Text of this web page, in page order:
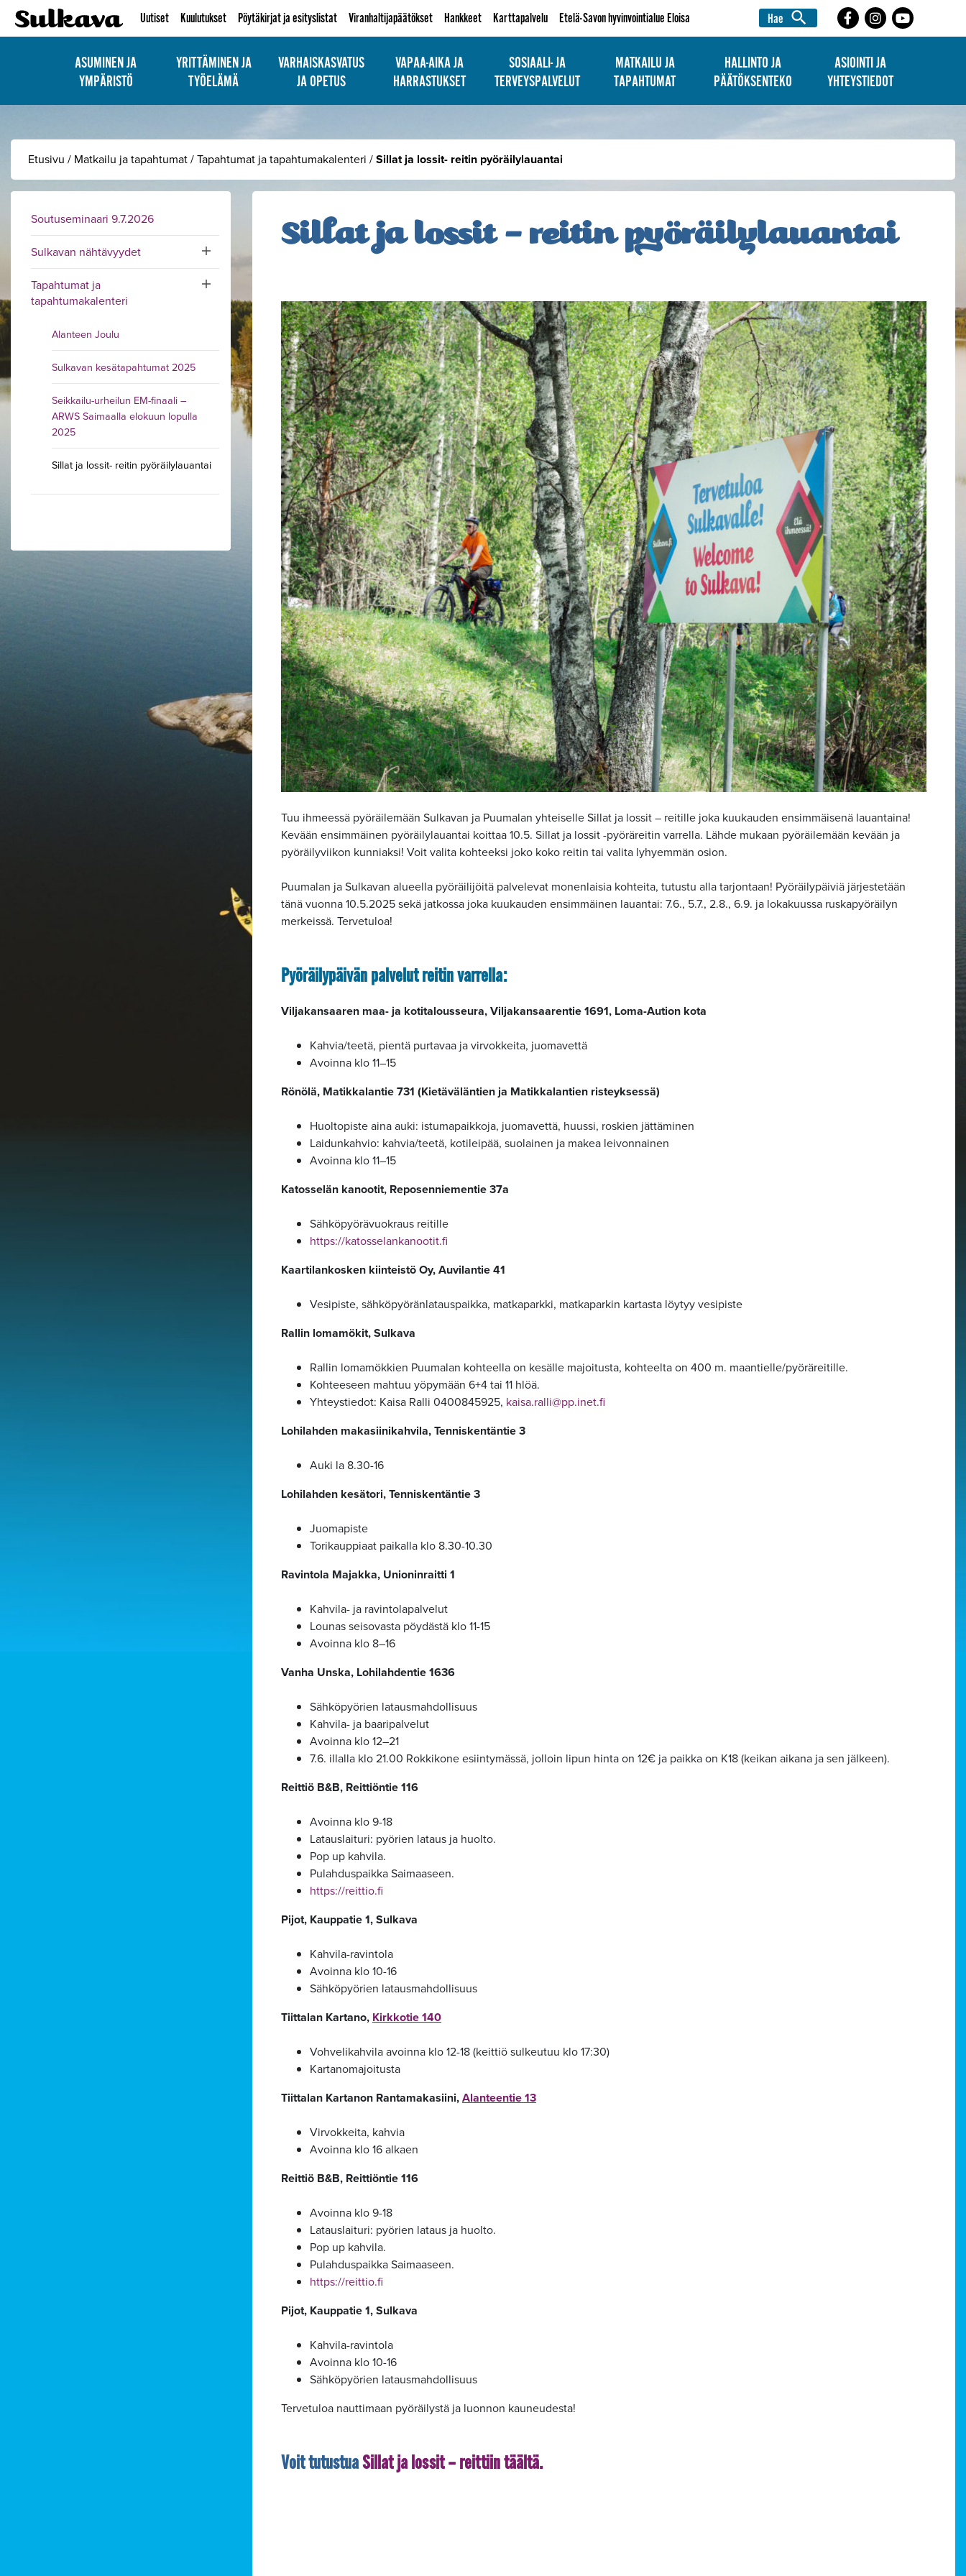
Uutiset Kuulutukset Pöytäkirjat ja esityslistat Viranhaltijapäätökset Hankkeet Karttapalvelu Etelä-Savon hyvinvointialue Eloisa Hae search
ASUMINEN JA
YMPÄRISTÖ
YRITTÄMINEN JA
TYÖELÄMÄ
VARHAISKASVATUS
JA OPETUS
VAPAA-AIKA JA
HARRASTUKSET
SOSIAALI- JA
TERVEYSPALVELUT
MATKAILU JA
TAPAHTUMAT
HALLINTO JA
PÄÄTÖKSENTEKO
ASIOINTI JA
YHTEYSTIEDOT
Etusivu / Matkailu ja tapahtumat/Tapahtumat ja tapahtumakalenteri /Sillat ja lossit- reitin pyöräilylauantai
Soutuseminaari 9.7.2026
Sulkavan nähtävyydet
Toggle submenu
Tapahtumat ja
tapahtumakalenteri
Toggle submenu
Alanteen Joulu
Sulkavan kesätapahtumat 2025
Seikkailu-urheilun EM-finaali –
ARWS Saimaalla elokuun lopulla
2025
Sillat ja lossit- reitin pyöräilylauantai
Sillat ja lossit – reitin pyöräilylauantai
Tuu ihmeessä pyöräilemään Sulkavan ja Puumalan yhteiselle Sillat ja lossit – reitille joka kuukauden ensimmäisenä lauantaina!
Kevään ensimmäinen pyöräilylauantai koittaa 10.5. Sillat ja lossit -pyöräreitin varrella. Lähde mukaan pyöräilemään kevään ja
pyöräilyviikon kunniaksi! Voit valita kohteeksi joko koko reitin tai valita lyhyemmän osion.
Puumalan ja Sulkavan alueella pyöräilijöitä palvelevat monenlaisia kohteita, tutustu alla tarjontaan! Pyöräilypäiviä järjestetään
tänä vuonna 10.5.2025 sekä jatkossa joka kuukauden ensimmäinen lauantai: 7.6., 5.7., 2.8., 6.9. ja lokakuussa ruskapyöräilyn
merkeissä. Tervetuloa!
Pyöräilypäivän palvelut reitin varrella:
Viljakansaaren maa- ja kotitalousseura, Viljakansaarentie 1691, Loma-Aution kota
Kahvia/teetä, pientä purtavaa ja virvokkeita, juomavettä
Avoinna klo 11–15
Rönölä, Matikkalantie 731 (Kietäväläntien ja Matikkalantien risteyksessä)
Huoltopiste aina auki: istumapaikkoja, juomavettä, huussi, roskien jättäminen
Laidunkahvio: kahvia/teetä, kotileipää, suolainen ja makea leivonnainen
Avoinna klo 11–15
Katosselän kanootit, Reposenniementie 37a
Sähköpyörävuokraus reitille
https://katosselankanootit.fi
Kaartilankosken kiinteistö Oy, Auvilantie 41
Vesipiste, sähköpyöränlatauspaikka, matkaparkki, matkaparkin kartasta löytyy vesipiste
Rallin lomamökit, Sulkava
Rallin lomamökkien Puumalan kohteella on kesälle majoitusta, kohteelta on 400 m. maantielle/pyöräreitille.
Kohteeseen mahtuu yöpymään 6+4 tai 11 hlöä.
Yhteystiedot: Kaisa Ralli 0400845925, kaisa.ralli@pp.inet.fi
Lohilahden makasiinikahvila, Tenniskentäntie 3
Auki la 8.30-16
Lohilahden kesätori, Tenniskentäntie 3
Juomapiste
Torikauppiaat paikalla klo 8.30-10.30
Ravintola Majakka, Unioninraitti 1
Kahvila- ja ravintolapalvelut
Lounas seisovasta pöydästä klo 11-15
Avoinna klo 8–16
Vanha Unska, Lohilahdentie 1636
Sähköpyörien latausmahdollisuus
Kahvila- ja baaripalvelut
Avoinna klo 12–21
7.6. illalla klo 21.00 Rokkikone esiintymässä, jolloin lipun hinta on 12€ ja paikka on K18 (keikan aikana ja sen jälkeen).
Reittiö B&B, Reittiöntie 116
Avoinna klo 9-18
Latauslaituri: pyörien lataus ja huolto.
Pop up kahvila.
Pulahduspaikka Saimaaseen.
https://reittio.fi
Pijot, Kauppatie 1, Sulkava
Kahvila-ravintola
Avoinna klo 10-16
Sähköpyörien latausmahdollisuus
Tiittalan Kartano, Kirkkotie 140
Vohvelikahvila avoinna klo 12-18 (keittiö sulkeutuu klo 17:30)
Kartanomajoitusta
Tiittalan Kartanon Rantamakasiini,Alanteentie 13
Virvokkeita, kahvia
Avoinna klo 16 alkaen
Reittiö B&B, Reittiöntie 116
Avoinna klo 9-18
Latauslaituri: pyörien lataus ja huolto.
Pop up kahvila.
Pulahduspaikka Saimaaseen.
https://reittio.fi
Pijot, Kauppatie 1, Sulkava
Kahvila-ravintola
Avoinna klo 10-16
Sähköpyörien latausmahdollisuus
Tervetuloa nauttimaan pyöräilystä ja luonnon kauneudesta!
Voit tutustuaSillat ja lossit – reittiin täältä.